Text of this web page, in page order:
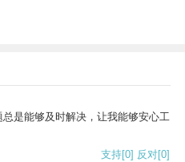
是能够及时解决，让我能够安心工
支持[0] 反对[0]